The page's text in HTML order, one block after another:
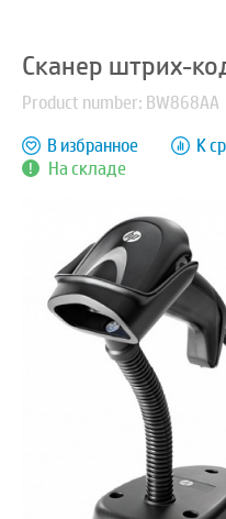
Сканер штрих-
Product number: BW868AA
На складе
В избранное К